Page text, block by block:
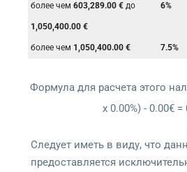
более чем 603,289.00 € до
1,050,400.00 €
6%
более чем 1,050,400.00 € 7.5%
Формула для расчета этого
x 0.00%) - 0.00€ =
Следует иметь в виду, что
предоставляется